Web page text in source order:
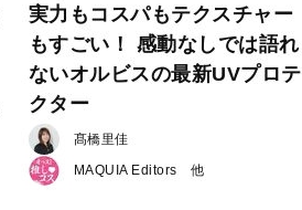
実力もコスパもテクスチャー
もすごい！ 感動なしでは語れ
ないオルビスの最新UVプロテ
クター
髙橋里佳
MAQUIA Editors